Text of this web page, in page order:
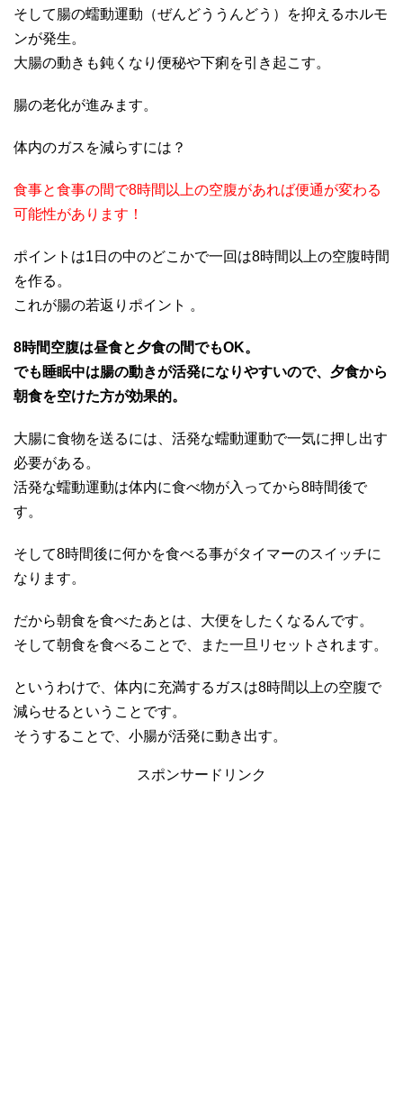
そして腸の蠕動運動（ぜんどううんどう）を抑えるホルモ
ンが発生。
大腸の動きも鈍くなり便秘や下痢を引き起こす。
腸の老化が進みます。
体内のガスを減らすには？
食事と食事の間で8時間以上の空腹があれば便通が変わる
可能性があります！
ポイントは1日の中のどこかで一回は8時間以上の空腹時間
を作る。
これが腸の若返りポイント 。
8時間空腹は昼食と夕食の間でもOK。
でも睡眠中は腸の動きが活発になりやすいので、夕食から
朝食を空けた方が効果的。
大腸に食物を送るには、活発な蠕動運動で一気に押し出す
必要がある。
活発な蠕動運動は体内に食べ物が入ってから8時間後で
す。
そして8時間後に何かを食べる事がタイマーのスイッチに
なります。
だから朝食を食べたあとは、大便をしたくなるんです。
そして朝食を食べることで、また一旦リセットされます。
というわけで、体内に充満するガスは8時間以上の空腹で
減らせるということです。
そうすることで、小腸が活発に動き出す。
スポンサードリンク